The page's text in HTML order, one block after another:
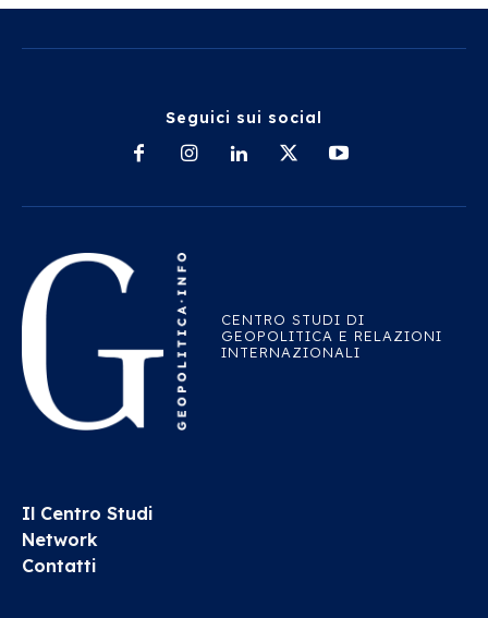
Seguici sui social
CENTRO STUDI DI
GEOPOLITICA E RELAZIONI
INTERNAZIONALI
Il Centro Studi
Network
Contatti